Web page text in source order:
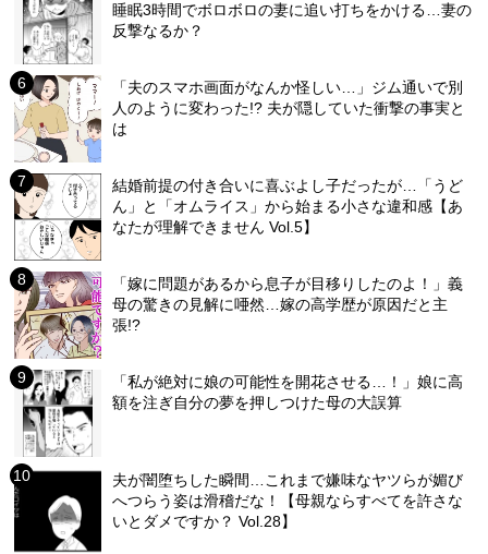
睡眠3時間でボロボロの妻に追い打ちをかける…妻の
反撃なるか？
「夫のスマホ画面がなんか怪しい…」ジム通いで別
人のように変わった!? 夫が隠していた衝撃の事実と
は
結婚前提の付き合いに喜ぶよし子だったが…「うど
ん」と「オムライス」から始まる小さな違和感【あ
なたが理解できません Vol.5】
「嫁に問題があるから息子が目移りしたのよ！」義
母の驚きの見解に唖然…嫁の高学歴が原因だと主
張!?
「私が絶対に娘の可能性を開花させる…！」娘に高
額を注ぎ自分の夢を押しつけた母の大誤算
夫が闇堕ちした瞬間…これまで嫌味なヤツらが媚び
へつらう姿は滑稽だな！【母親ならすべてを許さな
いとダメですか？ Vol.28】